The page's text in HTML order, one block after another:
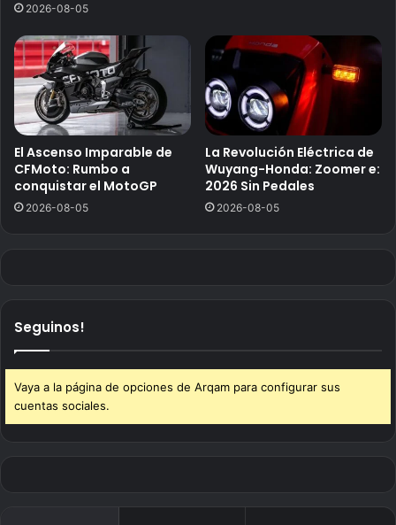
2026-08-05
El Ascenso Imparable de
CFMoto: Rumbo a
conquistar el MotoGP
2026-08-05
La Revolución Eléctrica de
Wuyang-Honda: Zoomer e:
2026 Sin Pedales
2026-08-05
Seguinos!
Vaya a la página de opciones de Arqam para configurar sus
cuentas sociales.